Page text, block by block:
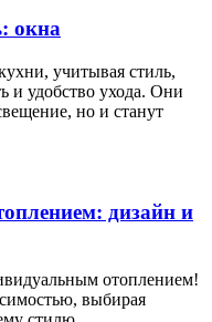
окна
учитывая стиль,
и удобство ухода. Они
но и станут
дизайн и
отоплением!
выбирая